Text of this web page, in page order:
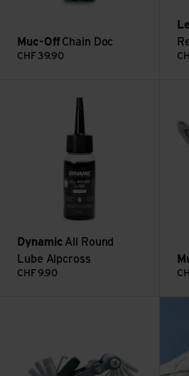
Muc-OffChain Doc
CHF 39.90
Dynamic All Round
Lube Alpcross
CHF 9.90